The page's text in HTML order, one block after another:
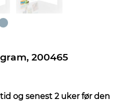
200465
og senest 2 uker før den